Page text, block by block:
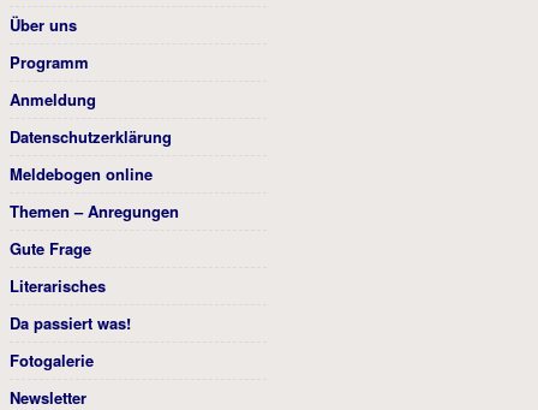
Über uns
Programm
Anmeldung
Datenschutzerklärung
Meldebogen online
Themen – Anregungen
Gute Frage
Literarisches
Da passiert was!
Fotogalerie
Newsletter